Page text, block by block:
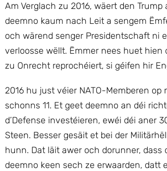
Am Verglach zu 2016, wäert den
deemno kaum nach Leit a sengem
och wärend senger Presidentschaft ni
verloosse wëllt. Ëmmer nees huet hien
zu Onrecht reprochéiert, si géifen hir
2016 hu just véier NATO-Memberen
schonns 11. Et geet deemno an déi
d’Defense investéieren, ewéi déi aner
Steen. Besser gesäit et bei der
hunn. Dat läit awer och dorunner, dass
deemno keen sech ze erwaarden, datt